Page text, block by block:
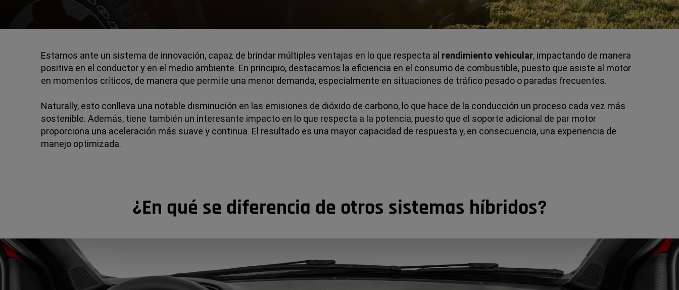
Estamos ante un sistema de innovación, capaz de brindar múltiples ventajas en lo que respecta al rendimiento vehicular, impactando de manera
positiva en el conductor y en el medio ambiente. En principio, destacamos la eficiencia en el consumo de combustible, puesto que asiste al motor
en momentos críticos, de manera que permite una menor demanda, especialmente en situaciones de tráfico pesado o paradas frecuentes.
Naturally, esto conlleva una notable disminución en las emisiones de dióxido de carbono, lo que hace de la conducción un proceso cada vez más
sostenible. Además, tiene también un interesante impacto en lo que respecta a la potencia, puesto que el soporte adicional de par motor
proporciona una aceleración más suave y continua. El resultado es una mayor capacidad de respuesta y, en consecuencia, una experiencia de
manejo optimizada.
¿En qué se diferencia de otros sistemas híbridos?